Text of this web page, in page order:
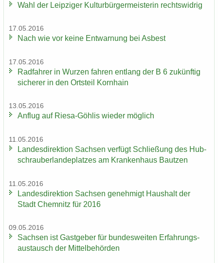
Wahl der Leip­zi­ger Kul­tur­bür­ger­meis­te­rin rechts­wid­rig
17.05.2016
Nach wie vor keine Ent­war­nung bei Asbest
17.05.2016
Rad­fah­rer in Wur­zen fah­ren ent­lang der B 6 zu­künf­tig
si­che­rer in den Orts­teil Korn­hain
13.05.2016
An­flug auf Riesa-​Göhlis wie­der mög­lich
11.05.2016
Lan­des­di­rek­ti­on Sach­sen ver­fügt Schlie­ßung des Hub­
schrau­ber­lan­de­plat­zes am Kran­ken­haus Baut­zen
11.05.2016
Lan­des­di­rek­ti­on Sach­sen ge­neh­migt Haus­halt der
Stadt Chem­nitz für 2016
09.05.2016
Sach­sen ist Gast­ge­ber für bun­des­wei­ten Er­fah­rungs­
aus­tausch der Mit­tel­be­hör­den